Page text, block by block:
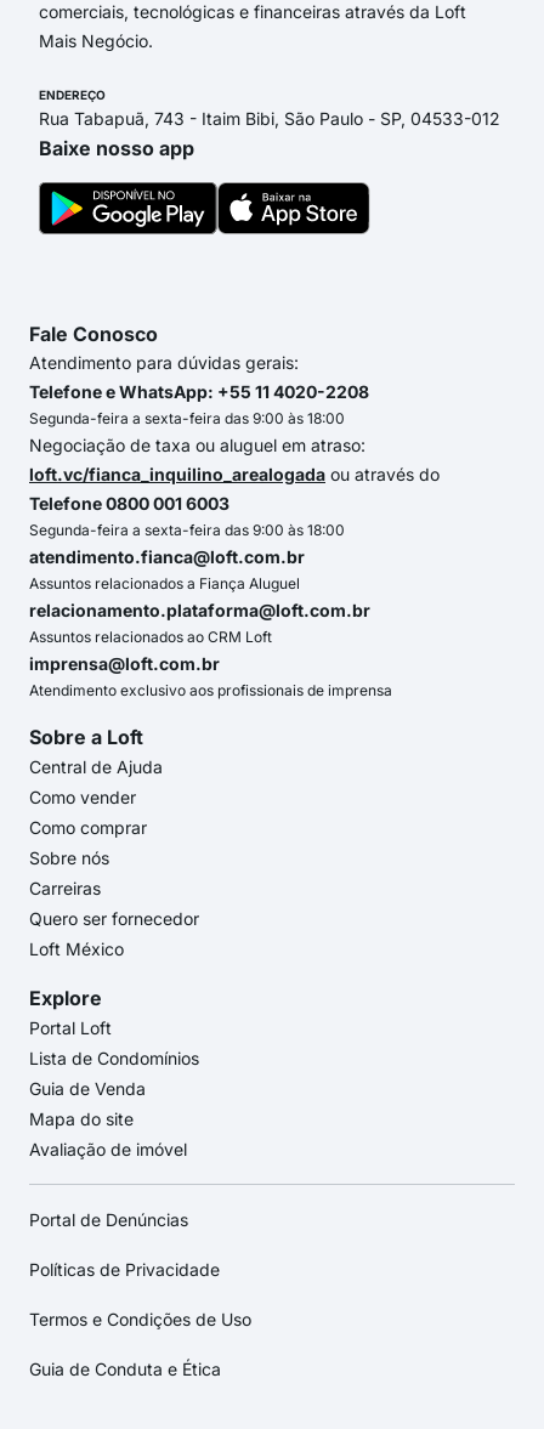
comerciais, tecnológicas e financeiras através da Loft
Mais Negócio.
ENDEREÇO
Rua Tabapuã, 743 - Itaim Bibi, São Paulo - SP, 04533-012
Baixe nosso app
Fale Conosco
Atendimento para dúvidas gerais:
Telefone e WhatsApp: +55 11 4020-2208
Segunda-feira a sexta-feira das 9:00 às 18:00
Negociação de taxa ou aluguel em atraso:
loft.vc/fianca_inquilino_arealogada ou através do
Telefone 0800 001 6003
Segunda-feira a sexta-feira das 9:00 às 18:00
atendimento.fianca@loft.com.br
Assuntos relacionados a Fiança Aluguel
relacionamento.plataforma@loft.com.br
Assuntos relacionados ao CRM Loft
imprensa@loft.com.br
Atendimento exclusivo aos profissionais de imprensa
Sobre a Loft
Central de Ajuda
Como vender
Como comprar
Sobre nós
Carreiras
Quero ser fornecedor
Loft México
Explore
Portal Loft
Lista de Condomínios
Guia de Venda
Mapa do site
Avaliação de imóvel
Portal de Denúncias
Políticas de Privacidade
Termos e Condições de Uso
Guia de Conduta e Ética